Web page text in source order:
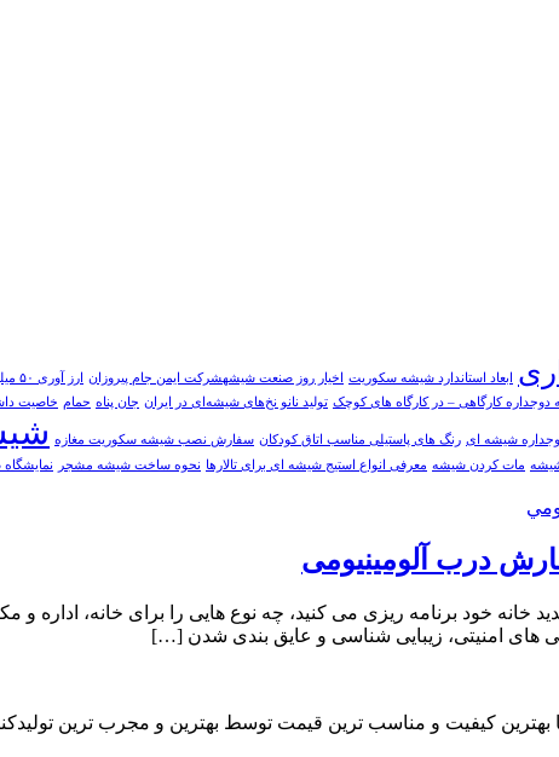
ابعاد استاندارد شیشه سکوریت اخیار روز صنعت شیشهشرکت ایمن جام پیروزان ارز آوری ۵۰ میلیون دلاری با صادرات شیشه جام
دوجداره کارگاهی – در کارگاه های کوچک تولید نانو نخ‌های شیشه‌ای در ایران جان پناه حمام خاصیت
شیشه ای رنگ های پاستیلی مناسب اتاق کودکان سفارش نصب شیشه سکوریت مغازه
مات کردن شیشه معرفی انواع استیج شیشه ای برای تالارها نحوه ساخت شیشه مشجر
درب آلومینیومی
خود برنامه ریزی می کنید، چه نوع هایی را برای خانه، اداره
های امنیتی، زیبایی شناسی و عایق بندی شدن […]